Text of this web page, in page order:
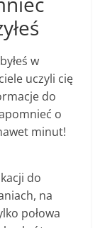
w
uczyli cię
do
o
minut!
do
na
połowa